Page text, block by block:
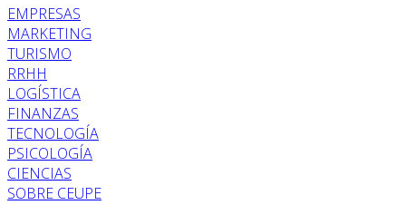
EMPRESAS
MARKETING
TURISMO
RRHH
LOGÍSTICA
FINANZAS
TECNOLOGÍA
PSICOLOGÍA
CIENCIAS
SOBRE CEUPE